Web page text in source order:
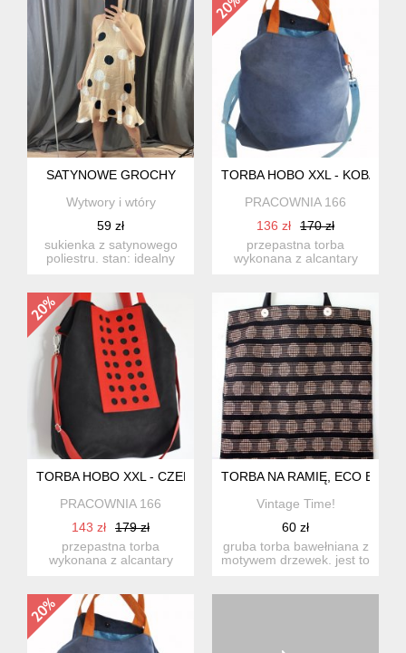
SATYNOWE GROCHY
Wytwory i wtóry
59 zł
sukienka z satynowego
poliestru. stan: idealny
TORBA HOBO XXL - KOBALT,
PRACOWNIA 166
136 zł
170 zł
przepastna torba
wykonana z alcantary
TORBA HOBO XXL - CZERŃ, CZERWIEŃ
PRACOWNIA 166
143 zł
179 zł
przepastna torba
wykonana z alcantary
TORBA NA RAMIĘ, ECO BAG
Vintage Time!
60 zł
gruba torba bawełniana z
motywem drzewek. jest to